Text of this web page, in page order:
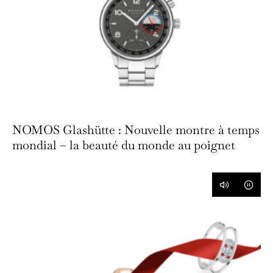
NOMOS Glashütte : Nouvelle montre à temps
mondial – la beauté du monde au poignet